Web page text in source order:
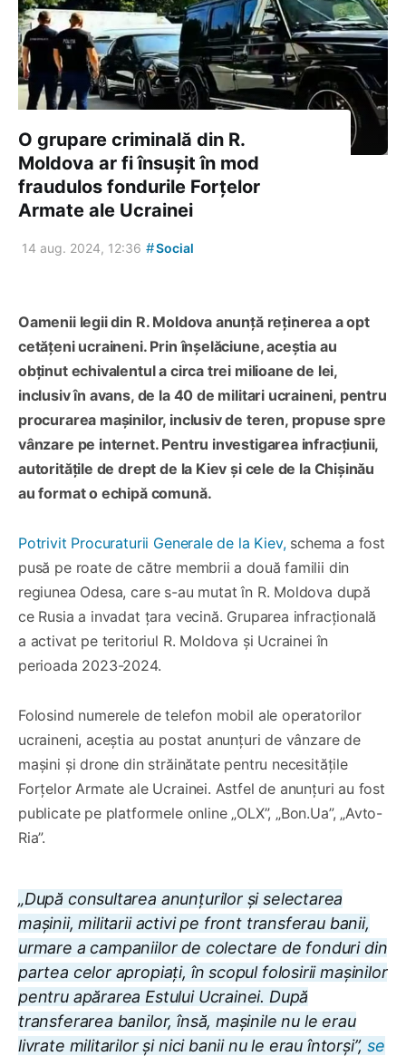
O grupare criminală din R.
Moldova ar fi însușit în mod
fraudulos fondurile Forțelor
Armate ale Ucrainei
14 aug. 2024, 12:36 #Social
Oamenii legii din R. Moldova anunță reținerea a opt
cetățeni ucraineni. Prin înșelăciune, aceștia au
obținut echivalentul a circa trei milioane de lei,
inclusiv în avans, de la 40 de militari ucraineni, pentru
procurarea mașinilor, inclusiv de teren, propuse spre
vânzare pe internet. Pentru investigarea infracțiunii,
autoritățile de drept de la Kiev și cele de la Chișinău
au format o echipă comună.
Potrivit Procuraturii Generale de la Kiev,schema a fost
pusă pe roate de către membrii a două familii din
regiunea Odesa, care s-au mutat în R. Moldova după
ce Rusia a invadat țara vecină. Gruparea infracțională
a activat pe teritoriul R. Moldova și Ucrainei în
perioada 2023-2024.
Folosind numerele de telefon mobil ale operatorilor
ucraineni, aceștia au postat anunțuri de vânzare de
mașini și drone din străinătate pentru necesitățile
Forțelor Armate ale Ucrainei. Astfel de anunțuri au fost
publicate pe platformele online „OLX”, „Bon.Ua”, „Avto-
Ria”.
„După consultarea anunțurilor și selectarea
mașinii, militarii activi pe front transferau banii,
urmare a campaniilor de colectare de fonduri din
partea celor apropiați, în scopul folosirii mașinilor
pentru apărarea Estului Ucrainei. După
transferarea banilor, însă, mașinile nu le erau
livrate militarilor și nici banii nu le erau întorși”,se